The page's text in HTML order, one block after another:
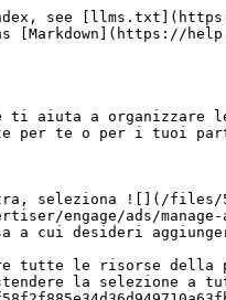
see
[Markdown](https://
ti aiuta a
per te o per i tuoi
seleziona ![](/files/
engage/ads/
cui desideri
tutte le risorse della
la selezione